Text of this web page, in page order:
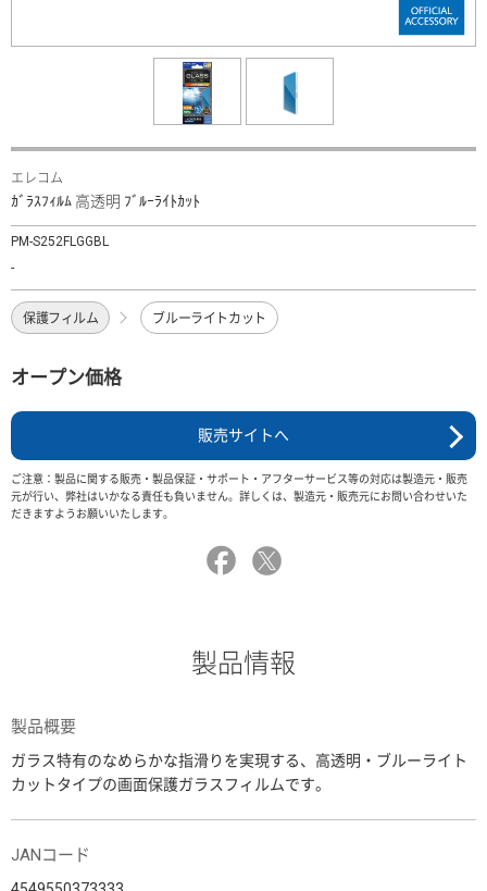
エレコム
ｶﾞﾗｽﾌｨﾙﾑ 高透明 ﾌﾞﾙｰﾗｲﾄｶｯﾄ
PM-S252FLGGBL
-
保護フィルム ブルーライトカット
オープン価格
販売サイトへ
ご注意：製品に関する販売・製品保証・サポート・アフターサービス等の対応は製造元・販売
元が行い、弊社はいかなる責任も負いません。詳しくは、製造元・販売元にお問い合わせいた
だきますようお願いいたします。
製品情報
製品概要
ガラス特有のなめらかな指滑りを実現する、高透明・ブルーライト
カットタイプの画面保護ガラスフィルムです。
JANコード